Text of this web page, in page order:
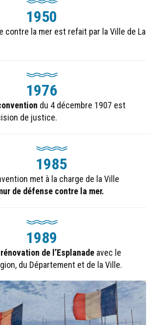
1950
contre la mer est refait par la Ville de La
1976
du 4 décembre 1907 est
de justice.
1985
met à la charge de la Ville
de défense contre la mer.
1989
de l’Esplanade avec le
du Département et de la Ville.